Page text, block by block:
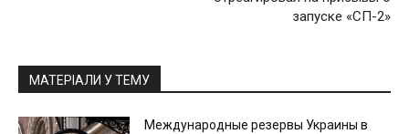
запуске «СП-2»
МАТЕРІАЛИ У ТЕМУ
Международные резервы Украины в